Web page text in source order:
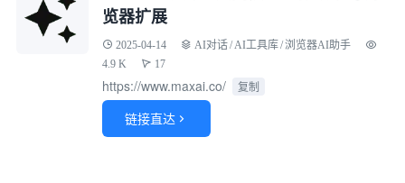
览器扩展
2025-04-14 AI对话/ AI工具库/浏览器AI助手
4.9 K
17
https://www.maxai.co/ 复制
链接直达 